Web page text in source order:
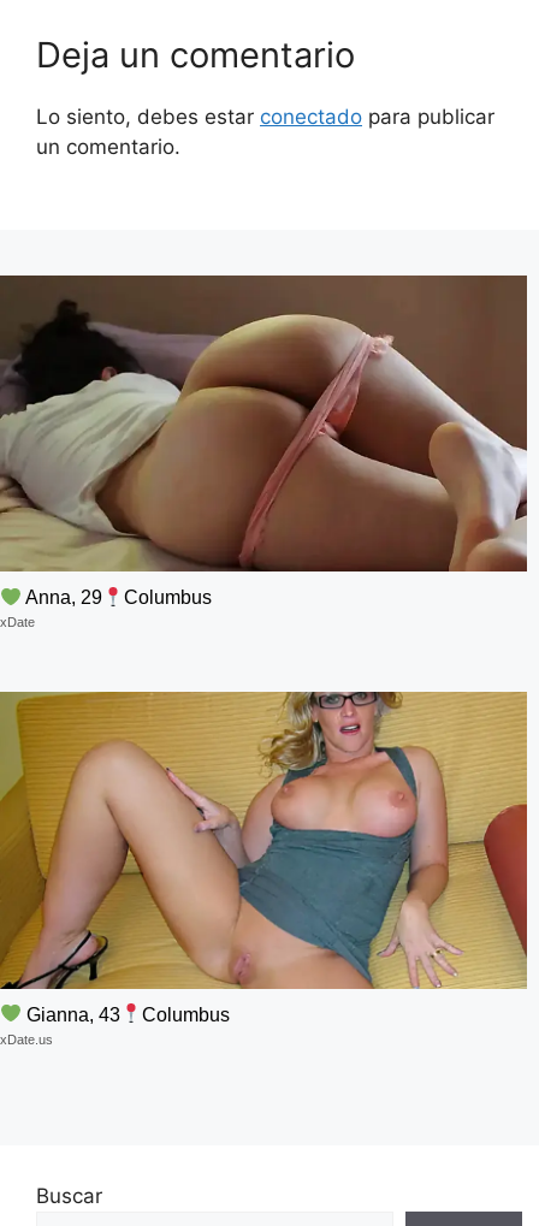
Deja un comentario
Lo siento, debes estar conectado para publicar
un comentario.
Anna, 29 Columbus
xDate
Gianna, 43 Columbus
xDate.us
Buscar